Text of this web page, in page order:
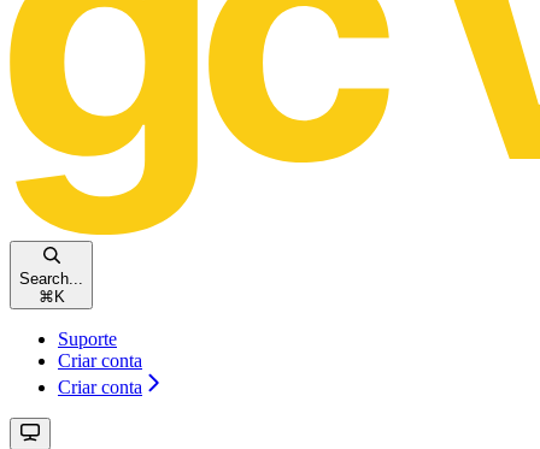
Search...
⌘ K
Suporte
Criar conta
Criar conta